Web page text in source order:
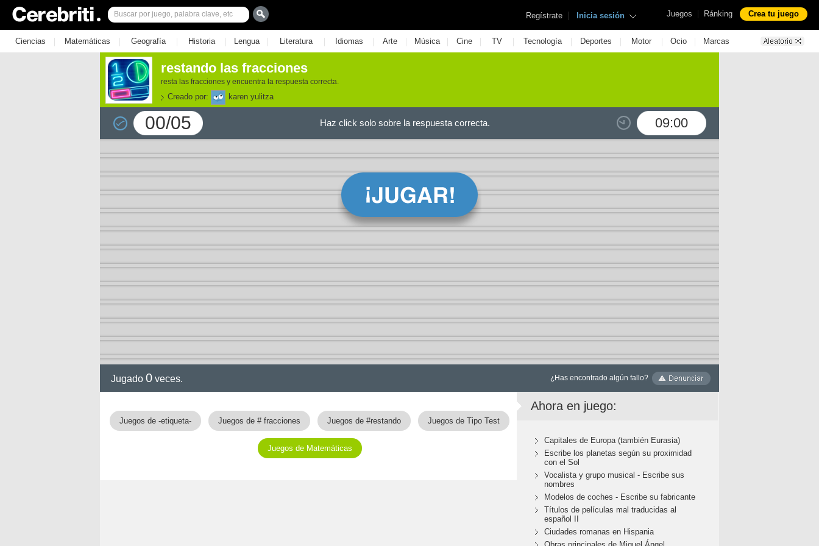
Juegos | Ránking Crea tu juego
Regístrate | Inicia sesión
Ciencias | Matemáticas | Geografía | Historia | Lengua | Literatura | Idiomas | Arte | Música | Cine | TV | Tecnología | Deportes | Motor | Ocio | Marcas
restando las fracciones
resta las fracciones y encuentra la respuesta correcta.
Creado por: karen yulitza
00/05 09:00
Haz click solo sobre la respuesta correcta.
Jugado 0 veces. ¿Has encontrado algún fallo?
Juegos de -etiqueta- Juegos de # fracciones Juegos de #restando Juegos de Tipo Test
Juegos de Matemáticas
Ahora en juego:
Capitales de Europa (también Eurasia)
Escribe los planetas según su proximidad
con el Sol
Vocalista y grupo musical - Escribe sus
nombres
Modelos de coches - Escribe su fabricante
Títulos de películas mal traducidas al
español II
Ciudades romanas en Hispania